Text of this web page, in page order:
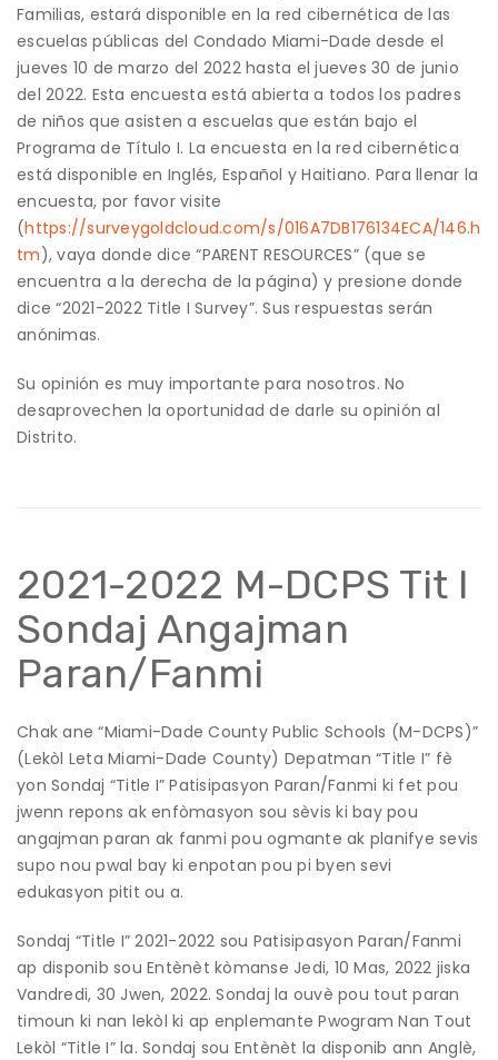
Familias, estará disponible en la red cibernética de las
escuelas públicas del Condado Miami-Dade desde el
jueves 10 de marzo del 2022 hasta el jueves 30 de junio
del 2022. Esta encuesta está abierta a todos los padres
de niños que asisten a escuelas que están bajo el
Programa de Título I. La encuesta en la red cibernética
está disponible en Inglés, Español y Haitiano. Para llenar la
encuesta, por favor visite
(https://surveygoldcloud.com/s/016A7DB176134ECA/146.h
tm), vaya donde dice “PARENT RESOURCES” (que se
encuentra a la derecha de la página) y presione donde
dice “2021-2022 Title I Survey”. Sus respuestas serán
anónimas.
Su opinión es muy importante para nosotros. No
desaprovechen la oportunidad de darle su opinión al
Distrito.
2021-2022 M-DCPS Tit I
Sondaj Angajman
Paran/Fanmi
Chak ane “Miami-Dade County Public Schools (M-DCPS)”
(Lekòl Leta Miami-Dade County) Depatman “Title I” fè
yon Sondaj “Title I” Patisipasyon Paran/Fanmi ki fet pou
jwenn repons ak enfòmasyon sou sèvis ki bay pou
angajman paran ak fanmi pou ogmante ak planifye sevis
supo nou pwal bay ki enpotan pou pi byen sevi
edukasyon pitit ou a.
Sondaj “Title I” 2021-2022 sou Patisipasyon Paran/Fanmi
ap disponib sou Entènèt kòmanse Jedi, 10 Mas, 2022 jiska
Vandredi, 30 Jwen, 2022. Sondaj la ouvè pou tout paran
timoun ki nan lekòl ki ap enplemante Pwogram Nan Tout
Lekòl “Title I” la. Sondaj sou Entènèt la disponib ann Anglè,